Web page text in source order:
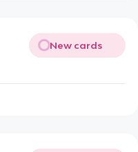
New cards